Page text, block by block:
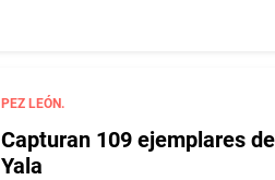
PEZ LEÓN.
Capturan 109 ejemplares
Yala